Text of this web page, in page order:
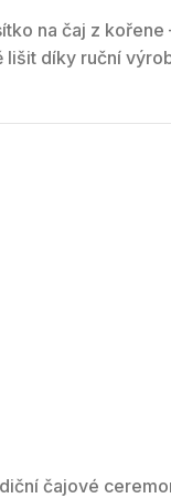
na čaj z
lišit díky ruční
čajové